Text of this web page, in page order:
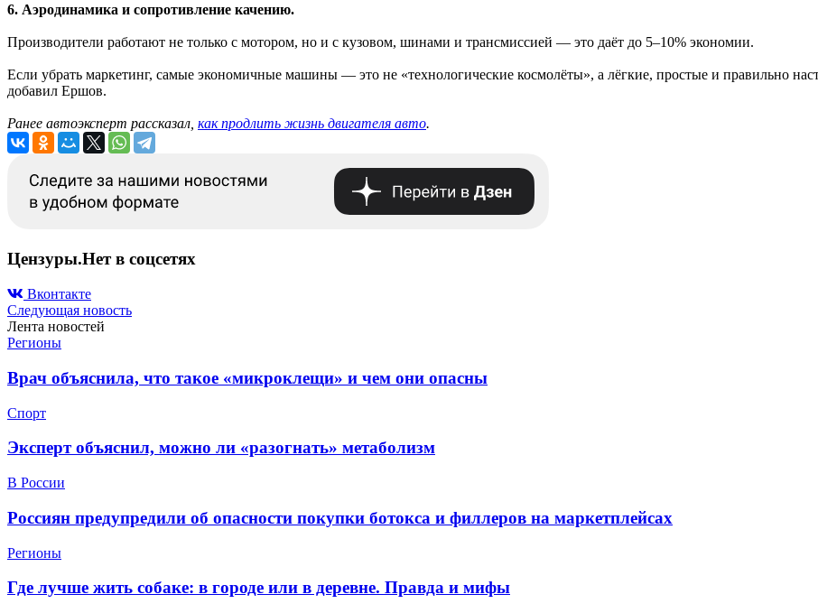
6. Аэродинамика и сопротивление качению.
Производители работают не только с мотором, но и с кузовом, шинами и трансмиссией — это даёт до 5–10% экономии.
Если убрать маркетинг, самые экономичные машины — это не «технологические космолёты», а лёгкие, простые и правильно
добавил Ершов.
Ранее автоэксперт рассказал, как продлить жизнь двигателя авто.
Цензуры.Нет в соцсетях
Вконтакте
Следующая новость
Лента новостей
Регионы
Врач объяснила, что такое «микроклещи» и чем они опасны
Спорт
Эксперт объяснил, можно ли «разогнать» метаболизм
В России
Россиян предупредили об опасности покупки ботокса и филлеров на маркетплейсах
Регионы
Где лучше жить собаке: в городе или в деревне. Правда и мифы